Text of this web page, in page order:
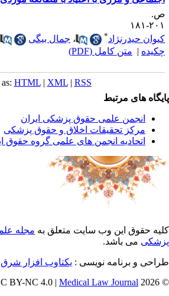
۱۸۱
حیدرنژاد * ،جمال بیگی ،
| متن کامل (PDF)
as:HTML |XML|RSS
های مرتبط
انجمن علمی حقوق پزشکی ایران
مرکز تحقیقات اخلاق و حقوق پزشکی
اتحادیه انجمن های علمی گروه حقوق
حقوق این وب سایت متعلق بهمجله
می باشد.
و برنامه نویسی : یکتاوب افزار شرق
©
Medical Law Journal